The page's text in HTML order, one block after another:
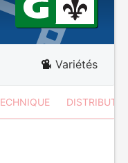
Variétés